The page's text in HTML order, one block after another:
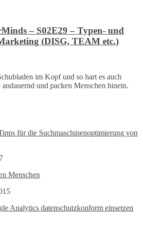
– S02E29 – Typen- und
(DISG, TEAM etc.)
im Kopf und so hart es auch
und packen Menschen hinein.
für die Suchmaschinenoptimierung von
Menschen
Analytics datenschutzkonform einsetzen